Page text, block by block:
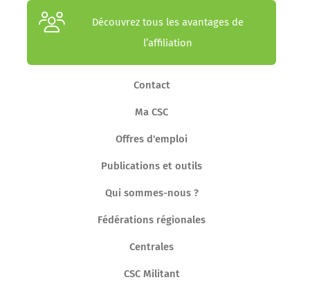
Découvrez tous les avantages de
l’affiliation
Contact
Ma CSC
Offres d'emploi
Publications et outils
Qui sommes-nous ?
Fédérations régionales
Centrales
CSC Militant